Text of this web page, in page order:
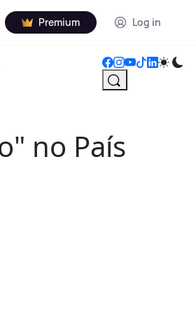
Premium Log in
no País